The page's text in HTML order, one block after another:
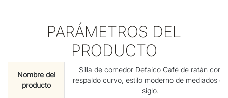
PARÁMETROS DEL
PRODUCTO
Nombre del
producto
Silla de comedor Defaico Café de ratán con
respaldo curvo, estilo moderno de mediados de
siglo.